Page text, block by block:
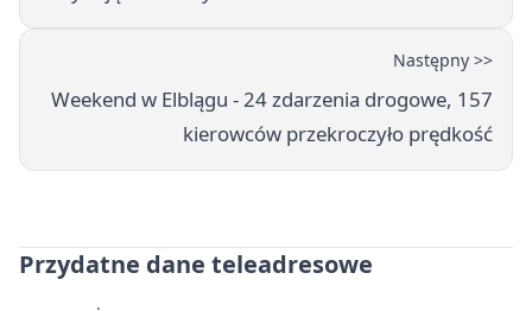
Następny >>
Weekend w Elblągu - 24 zdarzenia drogowe, 157
kierowców przekroczyło prędkość
Przydatne dane teleadresowe